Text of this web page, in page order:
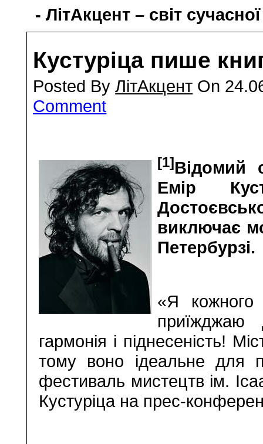
- ЛітАкцент – світ
Кустуріца пише
Posted ByЛітАкцент On
Comment
[1]Відомий
Емір
виключає
Петербурзі.
«Я кожного
гармонія і піднесеність!
тому воно ідеальне для
фестиваль мистецтв ім.
Кустуріца на прес-